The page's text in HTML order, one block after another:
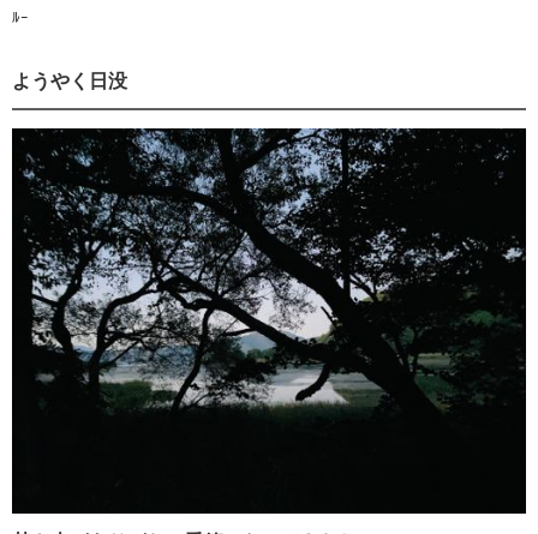
ﾙｰ
ようやく日没